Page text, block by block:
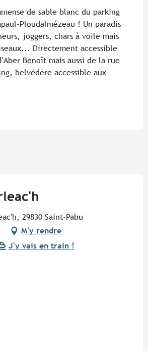
de sable blanc du parking
Ploudalmézeau ! Un paradis
joggers, chars à voile mais
Directement accessible
Benoît mais aussi de la rue
belvédère accessible aux
29830 Saint-Pabu
M'y rendre
J'y vais en train !